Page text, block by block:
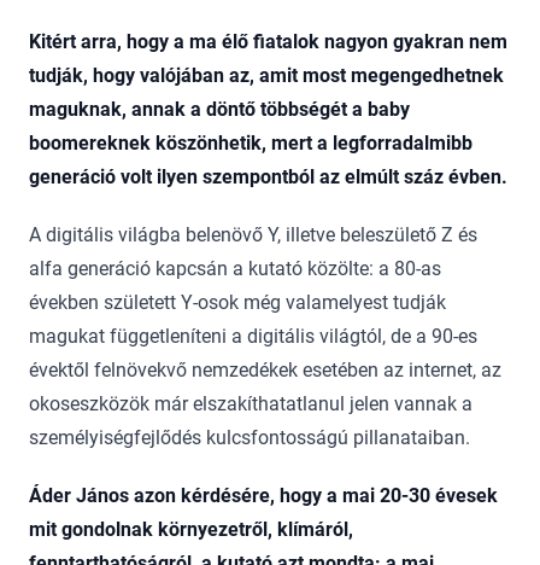
Kitért arra, hogy a ma élő fiatalok nagyon gyakran nem
tudják, hogy valójában az, amit most megengedhetnek
maguknak, annak a döntő többségét a baby
boomereknek köszönhetik, mert a legforradalmibb
generáció volt ilyen szempontból az elmúlt száz évben.
A digitális világba belenövő Y, illetve beleszülető Z és
alfa generáció kapcsán a kutató közölte: a 80-as
években született Y-osok még valamelyest tudják
magukat függetleníteni a digitális világtól, de a 90-es
évektől felnövekvő nemzedékek esetében az internet, az
okoseszközök már elszakíthatatlanul jelen vannak a
személyiségfejlődés kulcsfontosságú pillanataiban.
Áder János azon kérdésére, hogy a mai 20-30 évesek
mit gondolnak környezetről, klímáról,